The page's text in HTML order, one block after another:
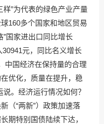
”为代表的绿色产业产量
160多个国家和地区贸易
”国家进出口同比增长
元，同比名义增长
中国经济在保持量的合理
优化，质量在提升，稳
。经济运行情况如何？
（“两新”）政策加速落
期特别国债陆续下达，